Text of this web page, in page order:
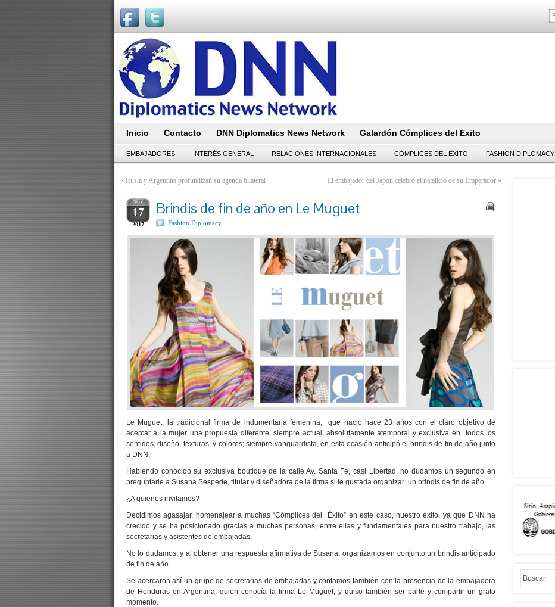
Inicio Contacto DNN Diplomatics News Network Galardón Cómplices del Exito
EMBAJADORES INTERÉS GENERAL RELACIONES INTERNACIONALES CÓMPLICES DEL ËXITO FASHION DIPLOMACY
« Rusia y Argentina profundizan su agenda bilateral El embajador del Japón celebró el natalicio de su Emperador »
NOV
17
2017
Brindis de fin de año en Le Muguet
Fashion Diplomacy
Le Muguet, la tradicional firma de indumentaria femenina, que nació hace 23 años con el claro objetivo de
acercar a la mujer una propuesta diferente, siempre actual, absolutamente atemporal y exclusiva en todos los
sentidos, diseño, texturas, y colores; siempre vanguardista, en esta ocasión anticipó el brindis de fin de año junto
a DNN.
Habiendo conocido su exclusiva boutique de la calle Av. Santa Fe, casi Libertad, no dudamos un segundo en
preguntarle a Susana Sespede, titular y diseñadora de la firma si le gustaría organizar un brindis de fin de año.
¿A quienes invitamos?
Decidimos agasajar, homenajear a muchas “Cómplices del Éxito” en este caso, nuestro éxito, ya que DNN ha
crecido y se ha posicionado gracias a muchas personas, entre ellas y fundamentales para nuestro trabajo, las
secretarias y asistentes de embajadas.
No lo dudamos, y al obtener una respuesta afirmativa de Susana, organizamos en conjunto un brindis anticipado
de fin de año
Se acercaron así un grupo de secretarias de embajadas y contamos también con la presencia de la embajadora
de Honduras en Argentina, quien conocía la firma Le Muguet, y quiso también ser parte y compartir un grato
momento.